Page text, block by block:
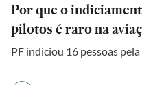
Por que o
pilotos é raro na
PF indiciou 16 pessoas